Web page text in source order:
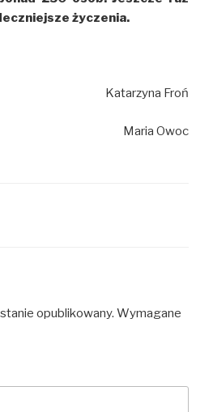
życzenia.
Katarzyna Froń
Maria Owoc
opublikowany. Wymagane